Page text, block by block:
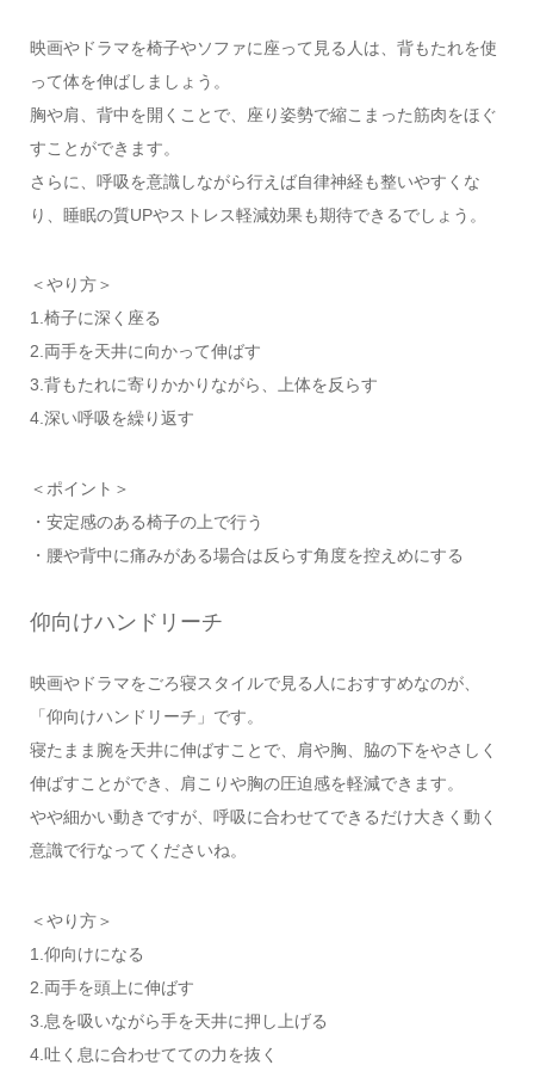
映画やドラマを椅子やソファに座って見る人は、背もたれを使
って体を伸ばしましょう。
胸や肩、背中を開くことで、座り姿勢で縮こまった筋肉をほぐ
すことができます。
さらに、呼吸を意識しながら行えば自律神経も整いやすくな
り、睡眠の質UPやストレス軽減効果も期待できるでしょう。
＜やり方＞
1.椅子に深く座る
2.両手を天井に向かって伸ばす
3.背もたれに寄りかかりながら、上体を反らす
4.深い呼吸を繰り返す
＜ポイント＞
・安定感のある椅子の上で行う
・腰や背中に痛みがある場合は反らす角度を控えめにする
仰向けハンドリーチ
映画やドラマをごろ寝スタイルで見る人におすすめなのが、
「仰向けハンドリーチ」です。
寝たまま腕を天井に伸ばすことで、肩や胸、脇の下をやさしく
伸ばすことができ、肩こりや胸の圧迫感を軽減できます。
やや細かい動きですが、呼吸に合わせてできるだけ大きく動く
意識で行なってくださいね。
＜やり方＞
1.仰向けになる
2.両手を頭上に伸ばす
3.息を吸いながら手を天井に押し上げる
4.吐く息に合わせてての力を抜く